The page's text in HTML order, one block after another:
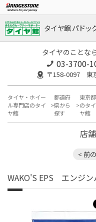
タイヤ館 パドッ
タイヤのことな
03-3700-
〒158-0097 東
タイヤ・ホイー
ル専門店のタイ
ヤ館
都道府
県から
探す
東京都
のタイ
ヤ館
店
< 前
WAKO'S EPS エンジン